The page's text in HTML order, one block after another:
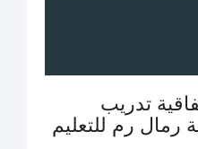
تدريب
رمال رم للتعليم